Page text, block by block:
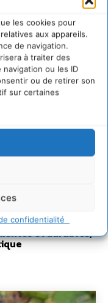
les cookies pour
aux appareils.
de navigation.
à traiter des
ou les ID
ou de retirer son
sur certaines
confidentialité
mémoire
(2020-2026)
vivantes
au
dans nos
transforme
et durables,